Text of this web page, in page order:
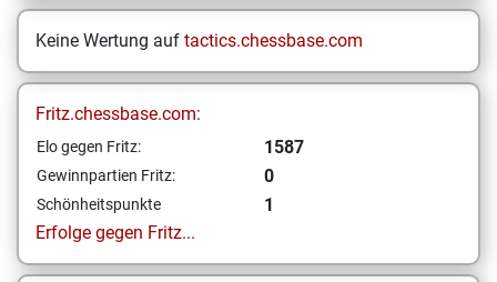
Keine Wertung auf tactics.chessbase.com
Fritz.chessbase.com:
Elo gegen Fritz: 1587
Gewinnpartien Fritz: 0
Schönheitspunkte
1
Erfolge gegen Fritz...